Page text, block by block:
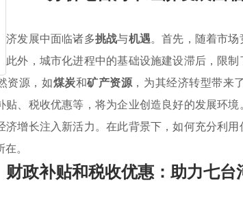
济发展中面临诸多挑战与机遇。首先，随着市
此外，城市化进程中的基础设施建设滞后，限
资源，如煤炭和矿产资源，为其经济转型带来
贴、税收优惠等，将为企业创造良好的发展环
济增长注入新活力。在此背景下，如何充分利
。
财政补贴和税收优惠：助力七